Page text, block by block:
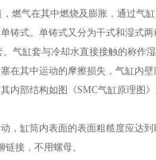
燃气在其中燃烧及膨胀，通过气
铸式。单铸式又分为干式和湿式
气缸套与冷却水直接接触的称作
在其中运动的摩擦损失，气缸内
内部结构如图《SMC气缸原理图》
缸筒内表面的表面粗糙度应达到
接，不用螺母。